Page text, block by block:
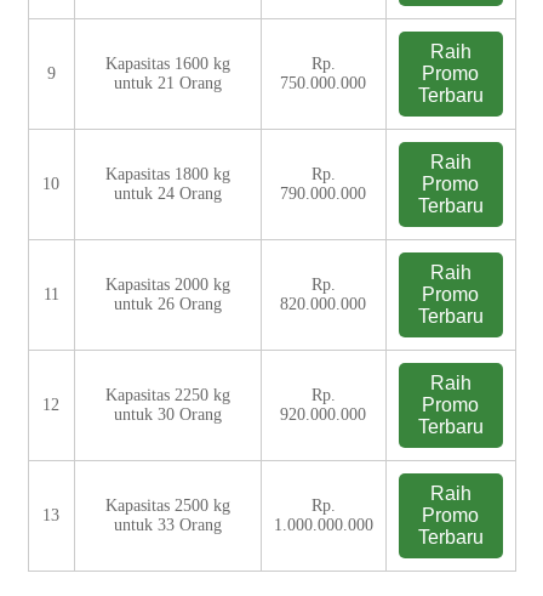
9
Kapasitas 1600 kg
untuk 21 Orang
Rp.
750.000.000
Raih
Promo
Terbaru
10
Kapasitas 1800 kg
untuk 24 Orang
Rp.
790.000.000
Raih
Promo
Terbaru
11
Kapasitas 2000 kg
untuk 26 Orang
Rp.
820.000.000
Raih
Promo
Terbaru
12
Kapasitas 2250 kg
untuk 30 Orang
Rp.
920.000.000
Raih
Promo
Terbaru
13
Kapasitas 2500 kg
untuk 33 Orang
Rp.
1.000.000.000
Raih
Promo
Terbaru